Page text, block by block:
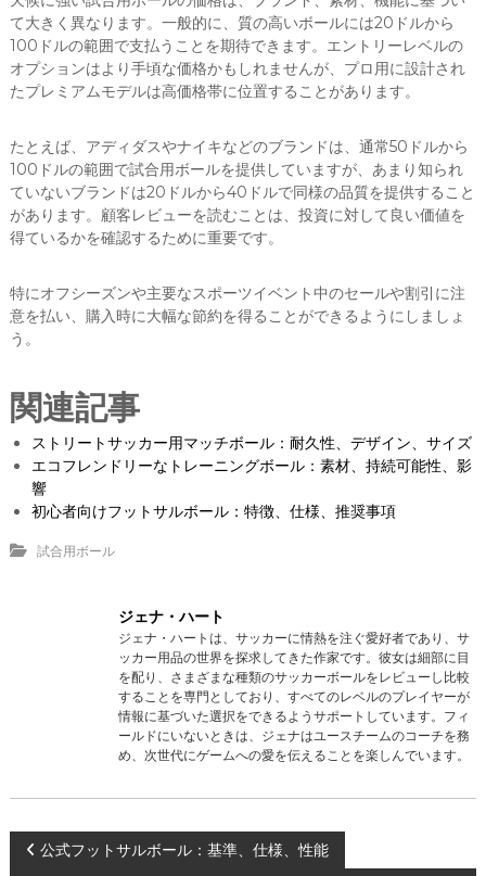
て大きく異なります。一般的に、質の高いボールには20ドルから
100ドルの範囲で支払うことを期待できます。エントリーレベルの
オプションはより手頃な価格かもしれませんが、プロ用に設計され
たプレミアムモデルは高価格帯に位置することがあります。
たとえば、アディダスやナイキなどのブランドは、通常50ドルから
100ドルの範囲で試合用ボールを提供していますが、あまり知られ
ていないブランドは20ドルから40ドルで同様の品質を提供すること
があります。顧客レビューを読むことは、投資に対して良い価値を
得ているかを確認するために重要です。
特にオフシーズンや主要なスポーツイベント中のセールや割引に注
意を払い、購入時に大幅な節約を得ることができるようにしましょ
う。
関連記事
ストリートサッカー用マッチボール：耐久性、デザイン、サイズ
エコフレンドリーなトレーニングボール：素材、持続可能性、影
響
初心者向けフットサルボール：特徴、仕様、推奨事項
試合用ボール
ジェナ・ハート
ジェナ・ハートは、サッカーに情熱を注ぐ愛好者であり、サ
ッカー用品の世界を探求してきた作家です。彼女は細部に目
を配り、さまざまな種類のサッカーボールをレビューし比較
することを専門としており、すべてのレベルのプレイヤーが
情報に基づいた選択をできるようサポートしています。フィ
ールドにいないときは、ジェナはユースチームのコーチを務
め、次世代にゲームへの愛を伝えることを楽しんでいます。
P 公式フットサルボール：基準、仕様、性能